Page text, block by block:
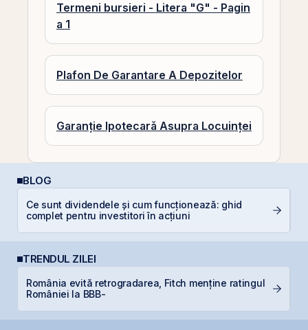
Termeni bursieri - Litera "G" - Pagin
a 1
Plafon De Garantare A Depozitelor
Garanție Ipotecară Asupra Locuinței
BLOG
Ce sunt dividendele și cum funcționează: ghid
complet pentru investitori în acțiuni
TRENDUL ZILEI
România evită retrogradarea, Fitch menține ratingul
României la BBB-